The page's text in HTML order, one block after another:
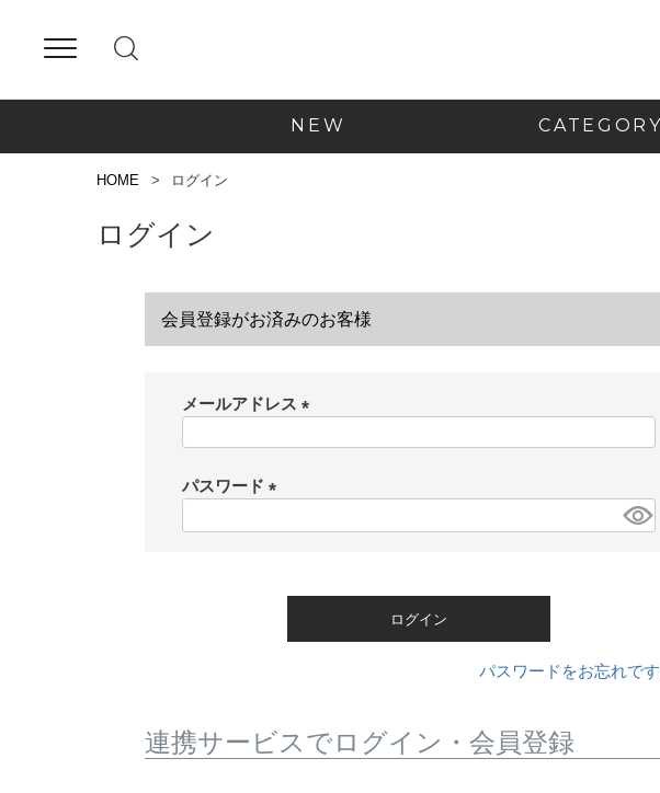
NEW CATEGORY
HOME ログイン
ログイン
会員登録がお済みのお客様
メールアドレス
パスワード
ログイン
パスワードをお忘れです
連携サービスでログイン・会員登録